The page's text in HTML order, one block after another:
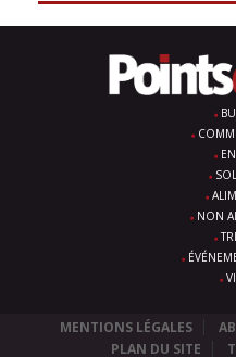
NON
MENTIONS LÉGALES
PLAN DU SITE